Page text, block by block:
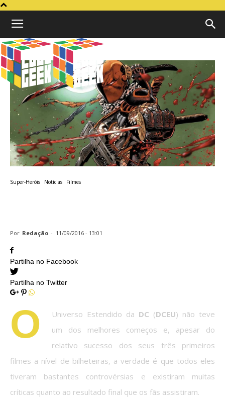
Cubo
Super-Heróis Notícias Filmes
Por Redação - 11/09/2016 - 13:01
Partilha no Facebook
Partilha no Twitter
O Universo Estendido da DC (DCEU) não teve
um dos melhores começos e, apesar do
relativo sucesso dos seus três primeiros
filmes a nível de bilheteiras, a verdade é que todos eles
tiveram bastantes controvérsias e existiram muitas
críticas quanto ao resultado final que os fãs assistiram.